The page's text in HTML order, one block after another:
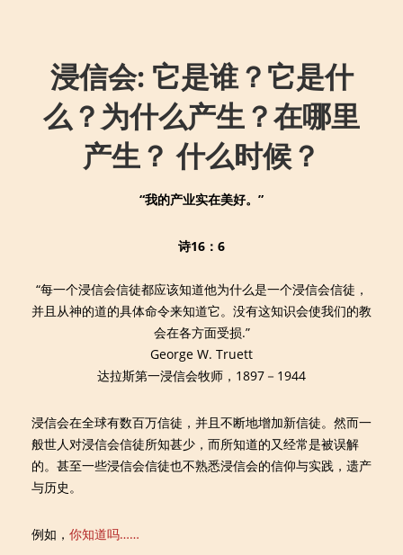
浸信会: 它是谁？它是什
么？为什么产生？在哪里
产生？ 什么时候？
“我的产业实在美好。”
诗16：6
“每一个浸信会信徒都应该知道他为什么是一个浸信会信徒，
并且从神的道的具体命令来知道它。没有这知识会使我们的教
会在各方面受损.”
George W. Truett
达拉斯第一浸信会牧师，1897－1944
浸信会在全球有数百万信徒，并且不断地增加新信徒。然而一
般世人对浸信会信徒所知甚少，而所知道的又经常是被误解
的。甚至一些浸信会信徒也不熟悉浸信会的信仰与实践，遗产
与历史。
例如， 你知道吗……